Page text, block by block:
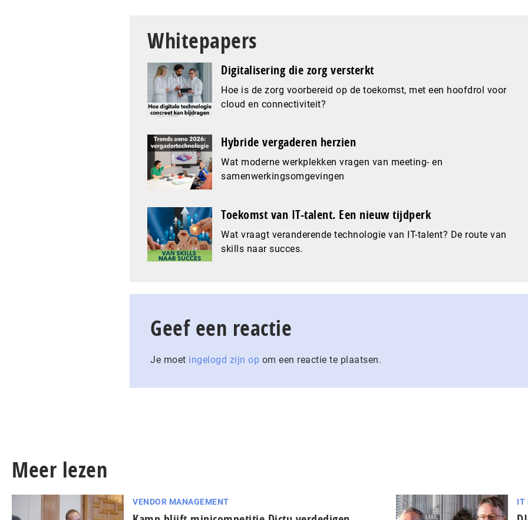
Whitepapers
Digitalisering die zorg versterkt
Hoe is de zorg voorbereid op de toekomst, met een hoofdrol voor
cloud en connectiviteit?
Hybride vergaderen herzien
Wat moderne werkplekken vragen van meeting- en
samenwerkingsomgevingen
Toekomst van IT-talent. Een nieuw tijdperk
Wat vraagt veranderende technologie van IT-talent? De route van
skills naar succes.
Geef een reactie
Je moet ingelogd zijn op om een reactie te plaatsen.
Meer lezen
VENDOR MANAGEMENT IT